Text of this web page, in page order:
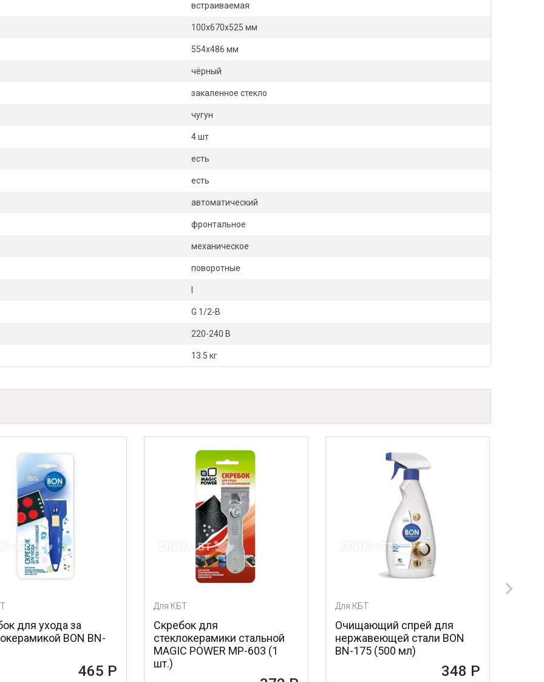
встраиваемая
100х670x525 мм
554х486 мм
чёрный
закаленное стекло
чугун
4 шт
есть
есть
автоматический
фронтальное
механическое
поворотные
G 1/2-В
220-240 В
13.5 кг
BN-
Скребок для
стеклокерамики стальной
MAGIC POWER MP-603 (1
шт.)
Очищающий спрей для
нержавеющей стали BON
BN-175 (500 мл)
Лезвия для скребка
стальные MAGIC